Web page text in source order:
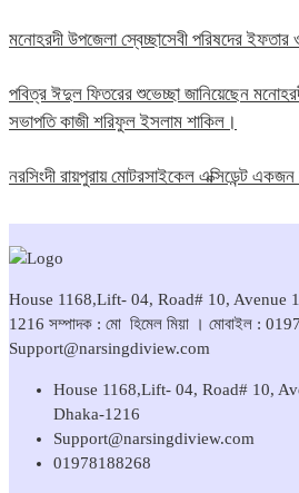
মনোহরদী উপজেলা স্বেচ্ছাসেবী পরিষদের ইফতার
পবিত্র ঈদুল ফিতরের শুভেচ্ছা জানিয়েছেন
সভাপতি কাজী শরিফুল ইসলাম শাকিল।
নরসিংদী রায়পুরায় মোটরসাইকেল এক্সিডেন্ট
House 1168,Lift- 04, Road# 10, Avenue
1216 সম্পাদক : মো হিমেল মিয়া । মোবাইল :
Support@narsingdiview.com
House 1168,Lift- 04, Road# 10,
Dhaka-1216
Support@narsingdiview.com
01978188268